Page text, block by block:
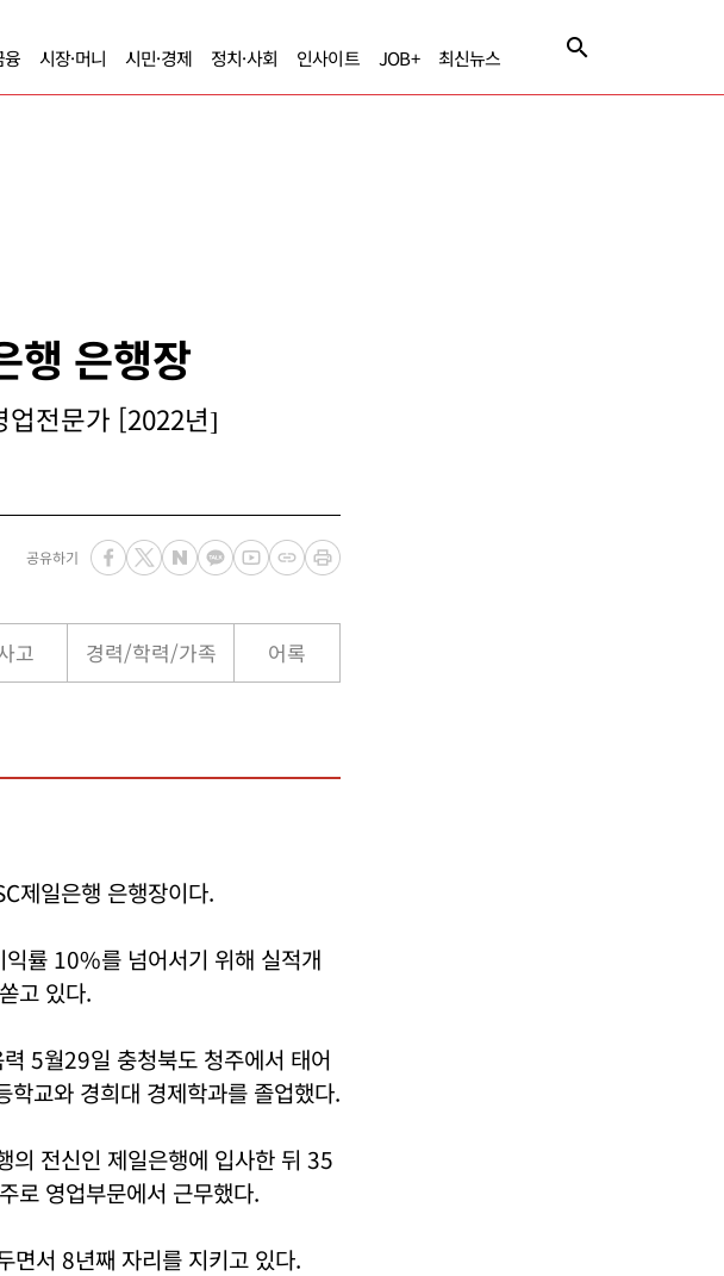
융 시장·머니 시민·경제 정치·사회 인사이트 JOB+ 최신뉴스
행 은행장
업전문가 [2022년]
공유하기
고 경력/학력/가족 어록
제일은행 은행장이다.
익률 10%를 넘어서기 위해 실적개
고 있다.
5월29일 충청북도 청주에서 태어
학교와 경희대 경제학과를 졸업했다.
의 전신인 제일은행에 입사한 뒤 35
로 영업부문에서 근무했다.
면서 8년째 자리를 지키고 있다.